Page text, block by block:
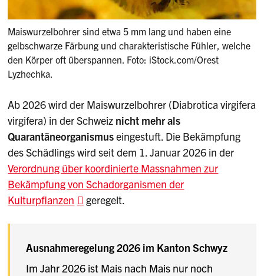
Maiswurzelbohrer sind etwa 5 mm lang und haben eine
gelbschwarze Färbung und charakteristische Fühler, welche
den Körper oft überspannen. Foto: iStock.com/Orest
Lyzhechka.
Ab 2026 wird der Maiswurzelbohrer (Diabrotica virgifera
virgifera) in der Schweiz nicht mehr als
Quarantäneorganismuseingestuft. Die Bekämpfung
des Schädlings wird seit dem 1. Januar 2026 in der
Verordnung über koordinierte Massnahmen zur
Bekämpfung von Schadorganismen der
Kulturpflanzen
geregelt.
Ausnahmeregelung 2026 im Kanton Schwyz
Im Jahr 2026 ist Mais nach Mais nur noch